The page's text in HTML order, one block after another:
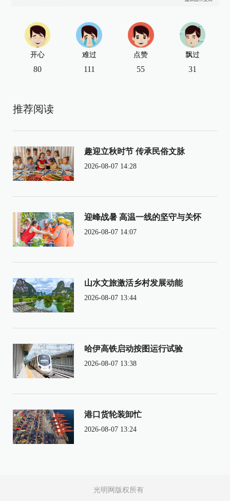
开心
80
难过
111
点赞
55
飘过
31
推荐阅读
趣迎立秋时节 传承民俗文脉
2026-08-07 14:28
迎峰战暑 高温一线的坚守与关怀
2026-08-07 14:07
山水文旅激活乡村发展动能
2026-08-07 13:44
哈伊高铁启动按图运行试验
2026-08-07 13:38
港口货轮装卸忙
2026-08-07 13:24
光明网版权所有